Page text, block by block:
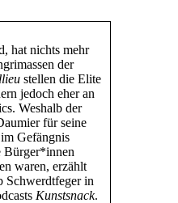
Kunst
Linde und Dietmar
und Flugschwein
hat nichts mehr
der
stellen die Elite
jedoch eher an
Weshalb der
für seine
Gefängnis
Bürger*innen
waren, erzählt
Schwerdtfeger in
Kunstsnack.